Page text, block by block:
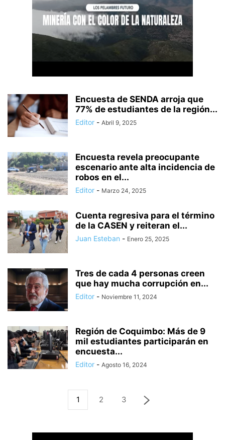
Encuesta de SENDA arroja que
77% de estudiantes de la región...
Editor - Abril 9, 2025
Encuesta revela preocupante
escenario ante alta incidencia de
robos en el...
Editor - Marzo 24, 2025
Cuenta regresiva para el término
de la CASEN y reiteran el...
Juan Esteban - Enero 25, 2025
Tres de cada 4 personas creen
que hay mucha corrupción en...
Editor - Noviembre 11, 2024
Región de Coquimbo: Más de 9
mil estudiantes participarán en
encuesta...
Editor - Agosto 16, 2024
1 2 3